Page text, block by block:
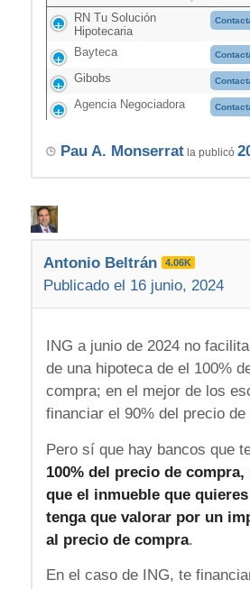
RN Tu Solución
Hipotecaria
Bayteca
Gibobs
Agencia Negociadora
Pau A. Monserratla publicó
Antonio Beltrán 4.06K
Publicado el 16 junio, 2024
ING a junio de 2024 no
de una hipoteca de el 100%
compra; en el mejor de los
financiar el 90% del precio de
Pero sí que hay bancos que
100% del precio de
que el inmueble que
tenga que valorar por un
al precio de compra.
En el caso de ING, te